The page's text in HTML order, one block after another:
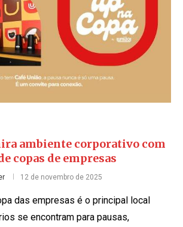
ambiente corporativo com
copas de empresas
12 de novembro de 2025
das empresas é o principal local
se encontram para pausas,